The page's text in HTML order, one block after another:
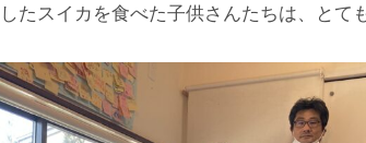
たスイカを食べた子供さんたちは、とて